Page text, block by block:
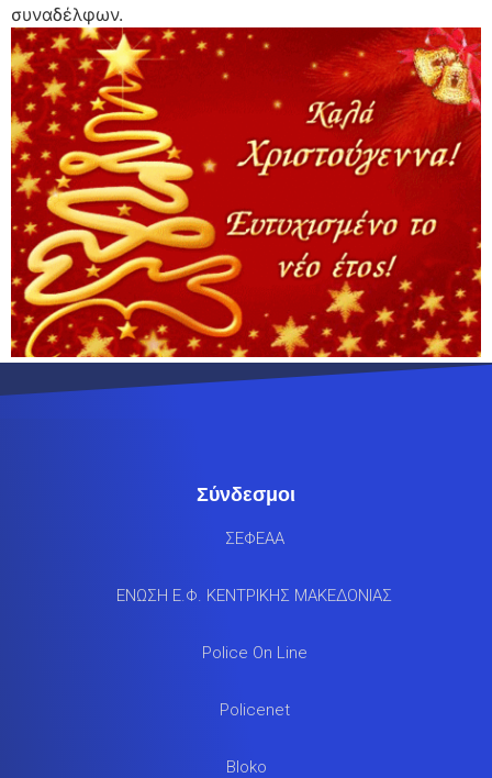
συναδέλφων.
Σύνδεσμοι
ΣΕΦΕΑΑ
ΕΝΩΣΗ Ε.Φ. ΚΕΝΤΡΙΚΗΣ ΜΑΚΕΔΟΝΙΑΣ
Police On Line
Policenet
Bloko